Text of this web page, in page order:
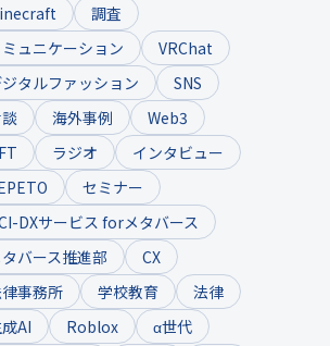
調査
ュニケーション
VRChat
タルファッション
SNS
海外事例
Web3
ラジオ
インタビュー
セミナー
DXサービス forメタバース
タバース推進部
CX
事務所
学校教育
法律
AI
Roblox α世代